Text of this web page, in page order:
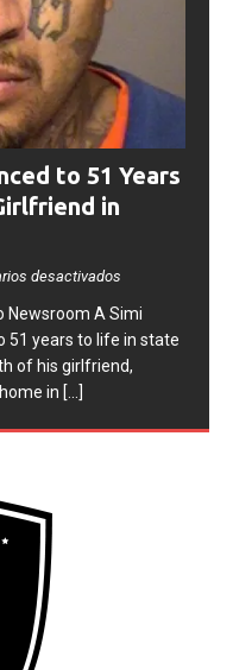
to 51 Years
in
​A Simi
51 years to life in state
of his girlfriend,
[...]